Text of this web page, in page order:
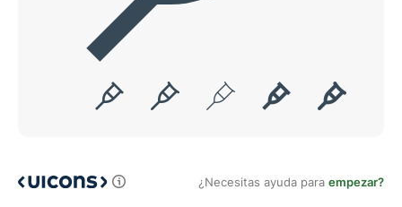
¿Necesitas ayuda para empezar?